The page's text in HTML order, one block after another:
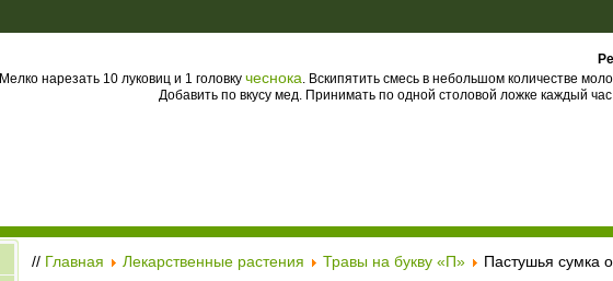
Мелко нарезать 10 луковиц и 1 головку чеснока. Вскипятить смесь в небольшом количестве
Добавить по вкусу мед. Принимать по одной столовой ложке каждый
// Главная Лекарственные растения Травы на букву «П» Пастушья сумка